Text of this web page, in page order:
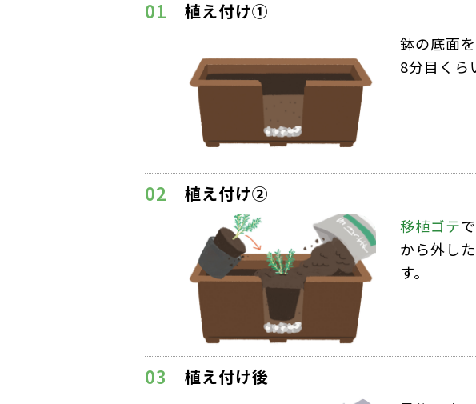
01 植え付け①
鉢の底面
8分目くら
02 植え付け②
移植ゴテ
から外し
す。
03 植え付け後